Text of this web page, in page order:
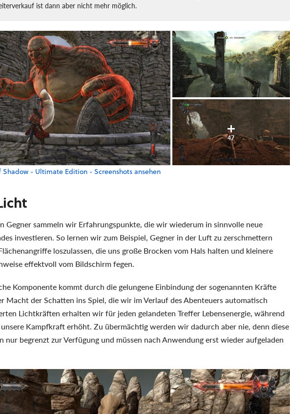
ist dann aber nicht mehr möglich.
47
Shadow - Ultimate Edition - Screenshots ansehen
Gegner sammeln wir Erfahrungspunkte, die wir wiederum in sinnvolle neue
investieren. So lernen wir zum Beispiel, Gegner in der Luft zu zerschmettern
loszulassen, die uns große Brocken vom Hals halten und kleinere
effektvoll vom Bildschirm fegen.
Komponente kommt durch die gelungene Einbindung der sogenannten Kräfte
Macht der Schatten ins Spiel, die wir im Verlauf des Abenteuers automatisch
Lichtkräften erhalten wir für jeden gelandeten Treffer Lebensenergie, während
Kampfkraft erhöht. Zu übermächtig werden wir dadurch aber nie, denn diese
nur begrenzt zur Verfügung und müssen nach Anwendung erst wieder aufgeladen